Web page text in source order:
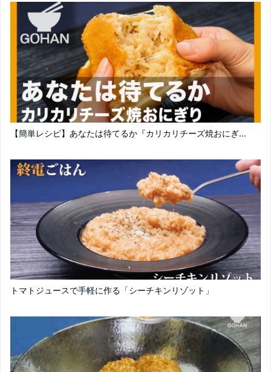
【簡単レシピ】あなたは待てるか『カリカリチーズ焼おにぎ...
トマトジュースで手軽に作る「シーチキンリゾット」